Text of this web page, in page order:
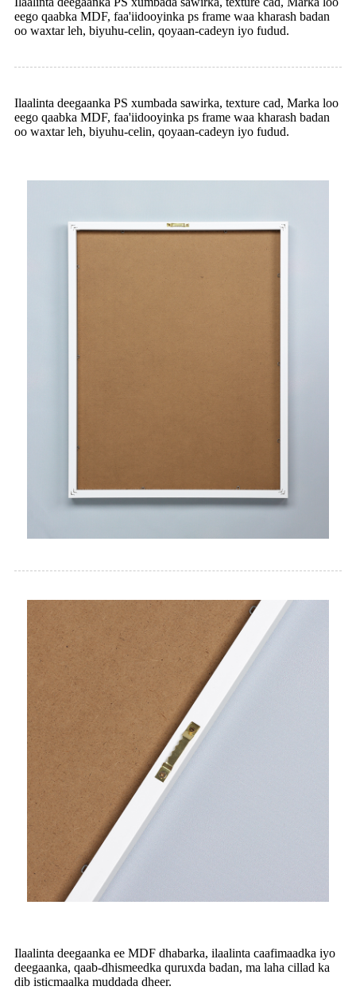
eego qaabka MDF, faa'iidooyinka ps frame waa kharash badan
oo waxtar leh, biyuhu-celin, qoyaan-cadeyn iyo fudud.
Ilaalinta deegaanka PS xumbada sawirka, texture cad, Marka loo
eego qaabka MDF, faa'iidooyinka ps frame waa kharash badan
oo waxtar leh, biyuhu-celin, qoyaan-cadeyn iyo fudud.
Ilaalinta deegaanka ee MDF dhabarka, ilaalinta caafimaadka iyo
deegaanka, qaab-dhismeedka quruxda badan, ma laha cillad ka
dib isticmaalka muddada dheer.